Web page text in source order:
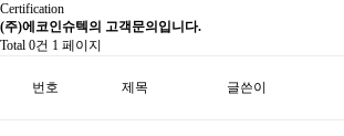
Certification
(주)에코인슈텍의 고객문의입니다.
Total 0건 1 페이지
번호 제목 글쓴이